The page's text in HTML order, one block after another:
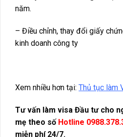
năm.
– Điều chỉnh, thay đổi giấy
kinh doanh công ty
Xem nhiều hơn tại: Thủ tục làm
Tư vấn làm visa Đầu tư cho
mẹ theo số Hotline
miễn phí 24/7.